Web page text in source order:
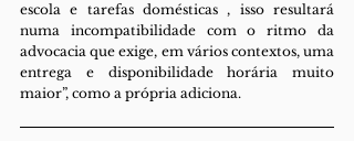
escola e tarefas domésticas , isso resultará
numa incompatibilidade com o ritmo da
advocacia que exige, em vários contextos, uma
entrega e disponibilidade horária muito
maior”, como a própria adiciona.